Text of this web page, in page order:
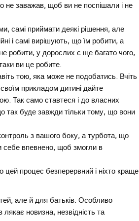
не заважав, щоб ви не поспішали і не
самі приймати деякі рішення, але
і самі вирішують, що їм робити, а
робити, у дорослих є ще багато чого,
ви це робите.
тою, яка може не подобатись. Вчіть
прикладом дитині дайте
Так само ставтеся і до власних
так буде завжди тільки тому, що вони
з вашого боку, а турбота, що
впевнено, щоб змогли в
процес безперервний і ніхто краще
але й для батьків. Особливо
новизна, незвідність та